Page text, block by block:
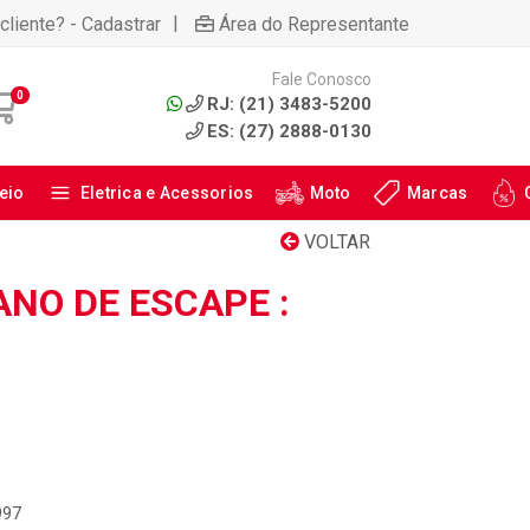
- Cadastrar | Área do Representante
0
Fale Conosco
RJ: (21) 3483-5200
ES: (27) 2888-0130
Eletrica e Acessorios Moto Marcas
VOLTAR
DE ESCAPE :